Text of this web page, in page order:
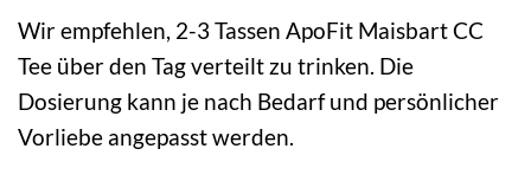
Wir empfehlen, 2-3 Tassen ApoFit Maisbart CC
Tee über den Tag verteilt zu trinken. Die
Dosierung kann je nach Bedarf und persönlicher
Vorliebe angepasst werden.